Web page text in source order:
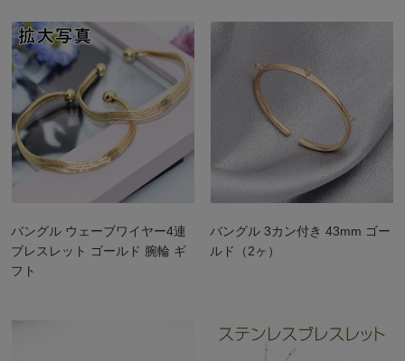
バングル ウェーブワイヤー4連
ブレスレット ゴールド 腕輪 ギ
フト
バングル 3カン付き 43mm ゴー
ルド（2ヶ）